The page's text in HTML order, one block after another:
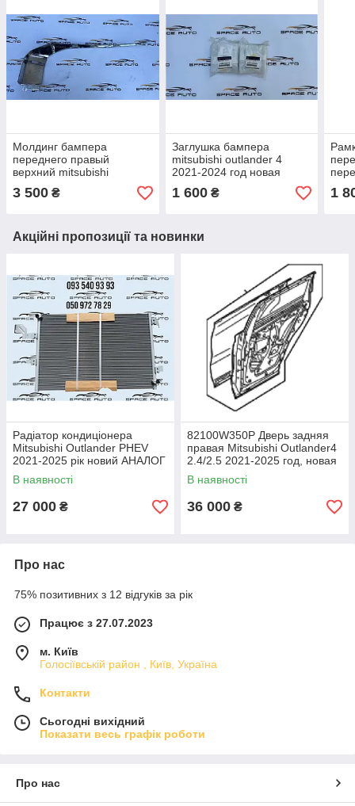
Молдинг бампера
переднего правый
верхний mitsubishi
outlander 4 2021-2024 год
б/у оригинал в отличном
3 500 ₴
Заглушка бампера
mitsubishi outlander 4
2021-2024 год новая
оригинал в наличии
1 600₴ 1
Акційні пропозиції та новинки
Радіатор кондиціонера
Mitsubishi Outlander PHEV
2021-2025 рік новий АНАЛОГ
7812A466
В наявності
27 000 ₴
82100W350P Дверь задняя
правая Мitsubishi Оutlander4
2.4/2.5 2021-2025 год, новая
оригинал
В наявності
36 000 ₴
Про нас
75% позитивних з 12 відгуків за рік
Працює з 27.07.2023
м. Київ
Голосіївській район , Київ, Україна
Контакти
Сьогодні вихідний
Показати весь графік роботи
Про нас